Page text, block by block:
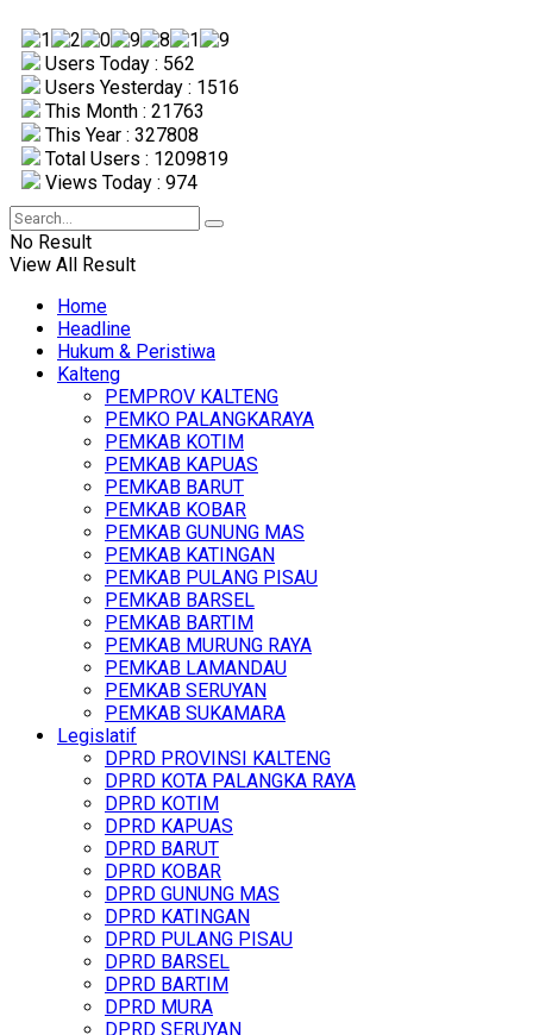
Users Today : 562
Users Yesterday : 1516
This Month : 21763
This Year : 327808
Total Users : 1209819
Views Today : 974
No Result
View All Result
Home
Headline
Hukum & Peristiwa
Kalteng
PEMPROV KALTENG
PEMKO PALANGKARAYA
PEMKAB KOTIM
PEMKAB KAPUAS
PEMKAB BARUT
PEMKAB KOBAR
PEMKAB GUNUNG MAS
PEMKAB KATINGAN
PEMKAB PULANG PISAU
PEMKAB BARSEL
PEMKAB BARTIM
PEMKAB MURUNG RAYA
PEMKAB LAMANDAU
PEMKAB SERUYAN
PEMKAB SUKAMARA
Legislatif
DPRD PROVINSI KALTENG
DPRD KOTA PALANGKA RAYA
DPRD KOTIM
DPRD KAPUAS
DPRD BARUT
DPRD KOBAR
DPRD GUNUNG MAS
DPRD KATINGAN
DPRD PULANG PISAU
DPRD BARSEL
DPRD BARTIM
DPRD MURA
DPRD SERUYAN